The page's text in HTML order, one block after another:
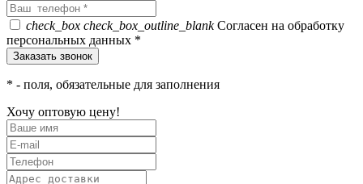
check_box check_box_outline_blankСогласен на обработку
персональных данных *
* - поля, обязательные для заполнения
Хочу оптовую цену!